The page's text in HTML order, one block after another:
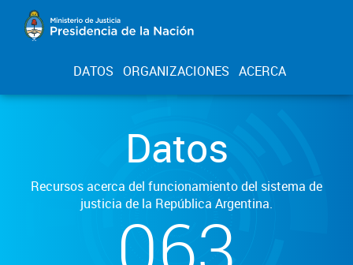
DATOS ORGANIZACIONES ACERCA
Datos
Recursos acerca del funcionamiento del sistema de
justicia de la República Argentina.